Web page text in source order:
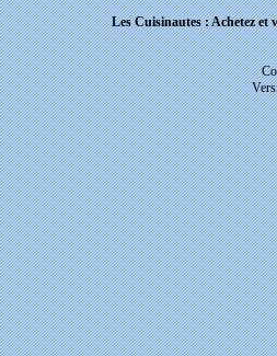
Les Cuisinautes : Achetez et